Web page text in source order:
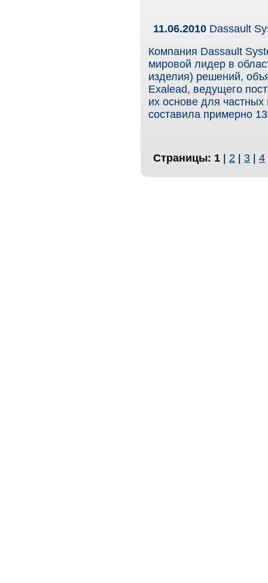
11.06.2010 Dassault
Компания Dassault
мировой лидер в
изделия) решений,
Exalead, ведущего
их основе для
составила примерно
Страницы: 1 | 2 | 3 | 4